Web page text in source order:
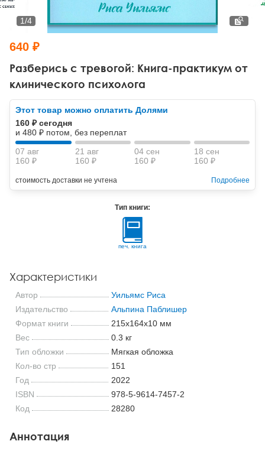
Тревожные расстройства, панические атаки
Психодрама
Другие направления психотерапии
Классический, эриксоновский гипноз и НЛП
НЛП
Психология труда и эргономика
Социальная психология
Социальная и организационная психология
Классический и юнгианский психоанализ
Разберись с тревогой: Книга-практикум от
клинического психолога
1/4
640 ₽
Этот товар можно оплатить Долями
160 ₽ сегодня
и 480 ₽ потом, без переплат
07 авг
160 ₽
21 авг
160 ₽
04 сен
160 ₽
18 сен
160 ₽
стоимость доставки не учтена Подробнее
Тип книги:
печ. книга
Характеристики
Автор
Уильямс Риса
Издательство
Альпина Паблишер
Формат книги
215x164x10 мм
Вес
0.3 кг
Тип обложки
Мягкая обложка
Кол-во стр
151
Год
2022
ISBN
978-5-9614-7457-2
Код
28280
Аннотация